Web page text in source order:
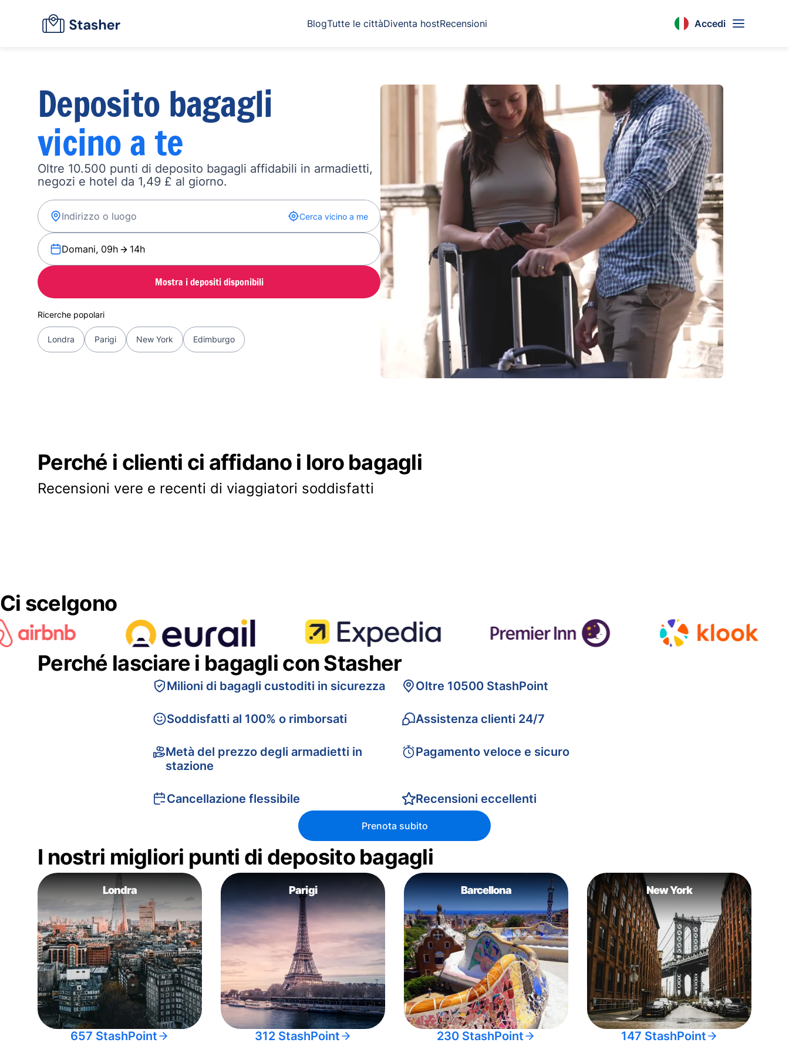
BlogTutte le cittàDiventa hostRecensioni Accedi
Deposito bagagli
vicino a te
Oltre 10.500 punti di deposito bagagli affidabili in armadietti,
negozi e hotel da 1,49 £ al giorno.
Cerca vicino a me
Domani, 09h 14h
Mostra i depositi disponibili
Ricerche popolari
Londra Parigi New York Edimburgo
Perché i clienti ci affidano i loro bagagli
Recensioni vere e recenti di viaggiatori soddisfatti
Ci scelgono
Perché lasciare i bagagli con Stasher
Milioni di bagagli custoditi in sicurezza
Soddisfatti al 100% o rimborsati
Metà del prezzo degli armadietti in
stazione
Cancellazione flessibile
Oltre 10500 StashPoint
Assistenza clienti 24/7
Pagamento veloce e sicuro
Recensioni eccellenti
Prenota subito
I nostri migliori punti di deposito bagagli
Londra
657 StashPoint
Parigi
312 StashPoint
Barcellona
230 StashPoint
New York
147 StashPoint